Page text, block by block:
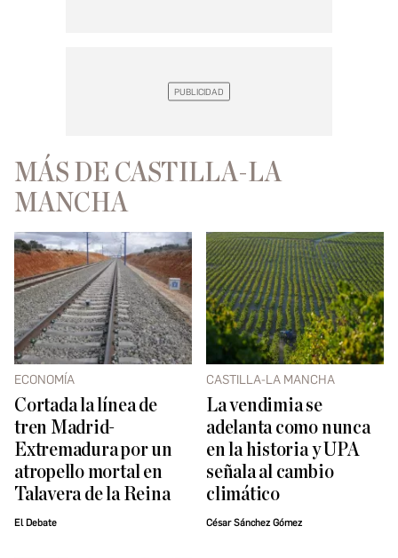
MÁS DE CASTILLA-LA
MANCHA
ECONOMÍA
Cortada la línea de
tren Madrid-
Extremadura por un
atropello mortal en
Talavera de la Reina
El Debate
CASTILLA-LA MANCHA
La vendimia se
adelanta como nunca
en la historia y UPA
señala al cambio
climático
César Sánchez Gómez